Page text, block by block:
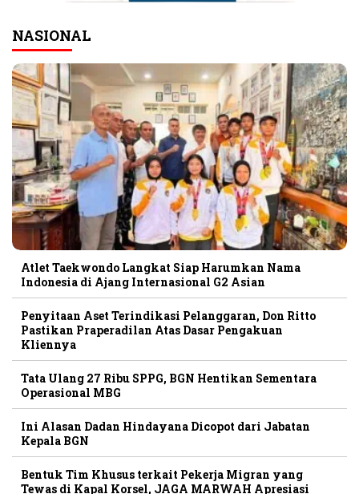
NASIONAL
Atlet Taekwondo Langkat Siap Harumkan Nama
Indonesia di Ajang Internasional G2 Asian
Penyitaan Aset Terindikasi Pelanggaran, Don Ritto
Pastikan Praperadilan Atas Dasar Pengakuan
Kliennya
Tata Ulang 27 Ribu SPPG, BGN Hentikan Sementara
Operasional MBG
Ini Alasan Dadan Hindayana Dicopot dari Jabatan
Kepala BGN
Bentuk Tim Khusus terkait Pekerja Migran yang
Tewas di Kapal Korsel, JAGA MARWAH Apresiasi